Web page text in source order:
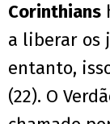
Corinthians
a liberar os
entanto,
(22). O